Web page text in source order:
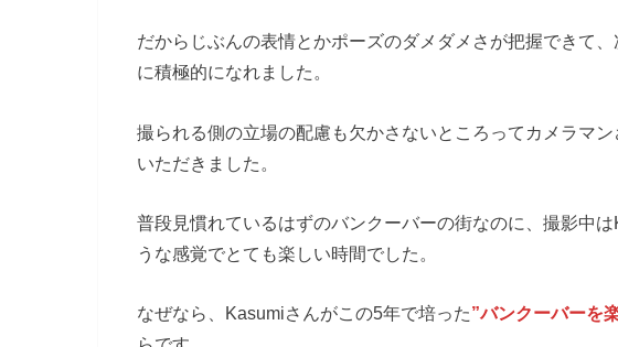
だからじぶんの表情とかポーズのダメダメさが把握できて
に積極的になれました。
撮られる側の立場の配慮も欠かさないところってカメラマ
いただきました。
普段見慣れているはずのバンクーバーの街なのに、撮影中
うな感覚でとても楽しい時間でした。
なぜなら、Kasumiさんがこの5年で培った”バンクーバーを